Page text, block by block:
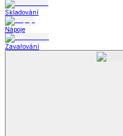
Skladování
Nápoje
Zavařování